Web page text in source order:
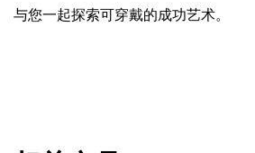
与您一起探索可穿戴的成功艺术。